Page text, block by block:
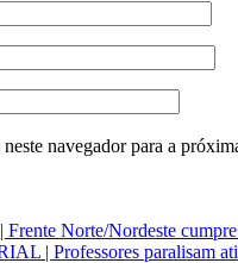
navegador para a
Norte/Nordeste
| Professores paralisam